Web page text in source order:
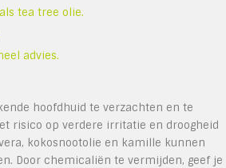
tea tree olie.
advies.
hoofdhuid te verzachten en te
risico op verdere irritatie en droogheid
kokosnootolie en kamille kunnen
Door chemicaliën te vermijden, geef je